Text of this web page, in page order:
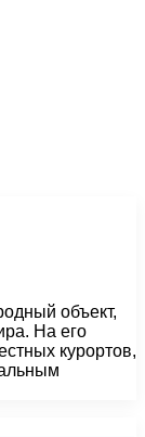
объект,
На его
курортов,